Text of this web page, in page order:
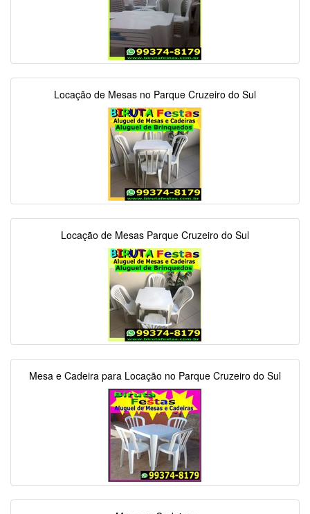
Locação de Mesas no Parque Cruzeiro do Sul
Locação de Mesas Parque Cruzeiro do Sul
Mesa e Cadeira para Locação no Parque Cruzeiro do Sul